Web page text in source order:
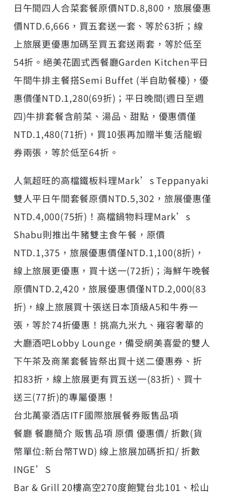
日午間四人合菜套餐原價NTD.8,800，旅展優惠
價NTD.6,666，買五套送一套、等於63折；線
上旅展更優惠加碼至買五套送兩套，等於低至
54折。絕美花園式西餐廳Garden Kitchen平日
午間牛排主餐搭Semi Buffet (半自助餐檯)，優
惠價僅NTD.1,280(69折)；平日晚間(週日至週
四)牛排套餐含前菜、湯品、甜點，優惠價僅
NTD.1,480(71折)，買10張再加贈半隻活龍蝦
券兩張，等於低至64折。
人氣超旺的高檔鐵板料理Mark’s Teppanyaki
雙人平日午間套餐原價NTD.5,302，旅展優惠僅
NTD.4,000(75折)！高檔鍋物料理Mark’s
Shabu則推出牛豬雙主食午餐，原價
NTD.1,375，旅展優惠價僅NTD.1,100(8折)，
線上旅展更優惠，買十送一(72折)；海鮮午晚餐
原價NTD.2,420，旅展優惠價僅NTD.2,000(83
折)，線上旅展買十張送日本頂級A5和牛券一
張，等於74折優惠！挑高九米九、雍容奢華的
大廳酒吧Lobby Lounge，備受網美喜愛的雙人
下午茶及商業套餐皆祭出買十送二優惠券、折
扣83折，線上旅展更有買五送一(83折)、買十
送三(77折)的專屬優惠！
台北萬豪酒店ITF國際旅展餐券販售品項
餐廳 餐廳簡介 販售品項 原價 優惠價/ 折數(貨
幣單位:新台幣TWD) 線上旅展加碼折扣/ 折數
INGE’S
Bar & Grill 20樓高空270度飽覽台北101、松山